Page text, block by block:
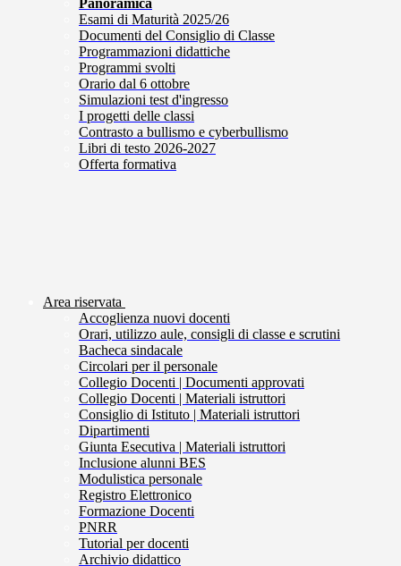
Panoramica
Esami di Maturità 2025/26
Documenti del Consiglio di Classe
Programmazioni didattiche
Programmi svolti
Orario dal 6 ottobre
Simulazioni test d'ingresso
I progetti delle classi
Contrasto a bullismo e cyberbullismo
Libri di testo 2026-2027
Offerta formativa
Area riservata
Accoglienza nuovi docenti
Orari, utilizzo aule, consigli di classe e scrutini
Bacheca sindacale
Circolari per il personale
Collegio Docenti | Documenti approvati
Collegio Docenti | Materiali istruttori
Consiglio di Istituto | Materiali istruttori
Dipartimenti
Giunta Esecutiva | Materiali istruttori
Inclusione alunni BES
Modulistica personale
Registro Elettronico
Formazione Docenti
PNRR
Tutorial per docenti
Archivio didattico